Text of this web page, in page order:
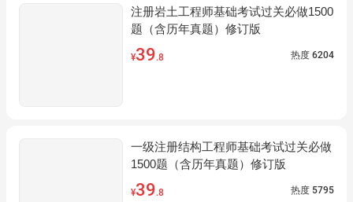
注册岩土工程师基础考试过关必做1500
题（含历年真题）修订版
¥39.8 热度 6204
一级注册结构工程师基础考试过关必做
1500题（含历年真题）修订版
¥39.8 热度 5795